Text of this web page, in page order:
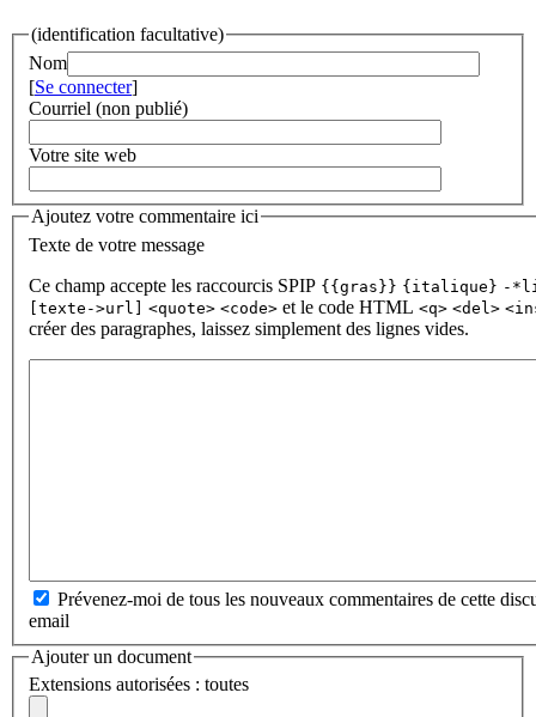
(identification facultative)
Nom
[Se connecter]
Courriel (non publié)
Votre site web
Ajoutez votre commentaire ici
Texte de votre message
Ce champ accepte les raccourcis SPIP {{gras}} {italique} -
[texte->url] <quote> <code> et le code HTML <q> <del>
créer des paragraphes, laissez simplement des lignes vides.
Prévenez-moi de tous les nouveaux commentaires de cette
email
Ajouter un document
Extensions autorisées : toutes